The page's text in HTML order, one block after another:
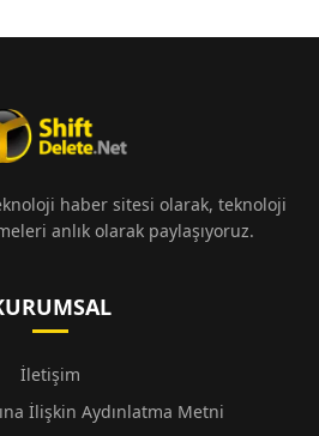
haber sitesi olarak, teknoloji
anlık olarak paylaşıyoruz.
İletişim
İlişkin Aydınlatma Metni